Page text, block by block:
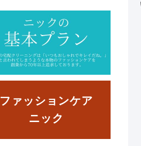
ファッションケア
ニック